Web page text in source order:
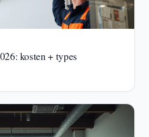
kosten + types